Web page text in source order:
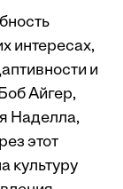
интересах,
и
Айгер,
Наделла,
этот
культуру